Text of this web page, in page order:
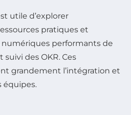
utile d’explorer
pratiques et
numériques performants de
suivi des OKR. Ces
grandement l’intégration et
équipes.